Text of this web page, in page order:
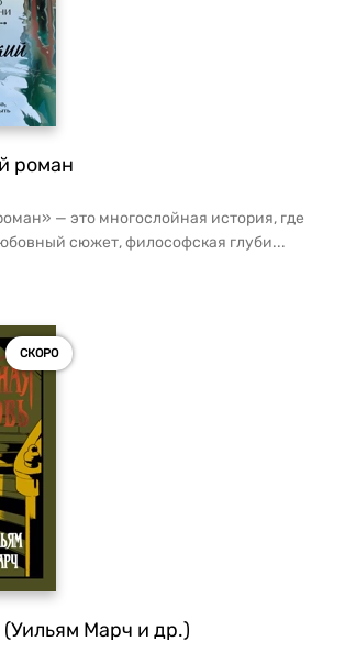
роман
— это многослойная история, где
сюжет, философская глуби...
СКОРО
Марч и др.)